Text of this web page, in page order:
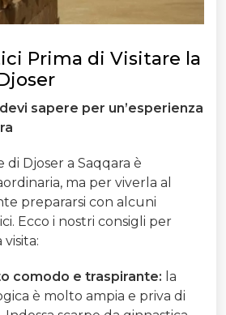
Prima di Visitare la
sapere per un’esperienza
di Djoser a Saqqara è
ma per viverla al
prepararsi con alcuni
Ecco i nostri consigli per
comodo e traspirante: la
è molto ampia e priva di